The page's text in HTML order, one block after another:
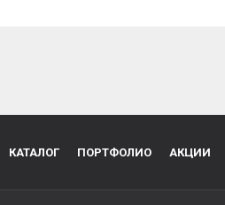
КАТАЛОГ ПОРТФОЛИО АКЦИИ